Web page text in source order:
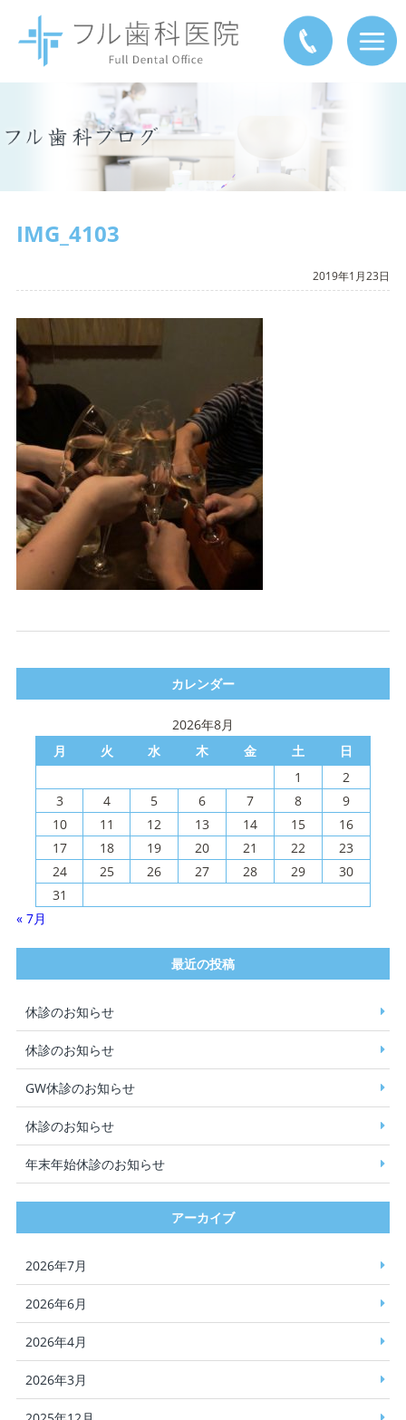
IMG_4103
2019年1月23日
カレンダー
2026年8月
月
火 水 木 金 土
日
1
2
3
4 5 6 7 8
9
10
11 12 13 14 15
16
17
18 19 20 21 22
23
24
25 26 27 28 29
30
31
« 7月
最近の投稿
休診のお知らせ
休診のお知らせ
GW休診のお知らせ
休診のお知らせ
年末年始休診のお知らせ
アーカイブ
2026年7月
2026年6月
2026年4月
2026年3月